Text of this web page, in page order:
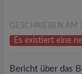
GESCHRIEBEN
Es existiert eine
Bericht über das